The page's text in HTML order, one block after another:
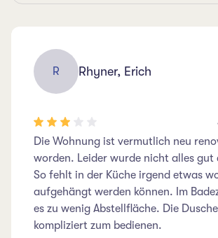
R Rhyner, Erich
Die Wohnung ist vermutlich neu
worden. Leider wurde nicht alles
So fehlt in der Küche irgend etwas
aufgehängt werden können. Im
es zu wenig Abstellfläche. Die
kompliziert zum bedienen.